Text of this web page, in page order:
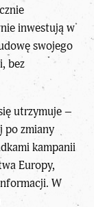
inwestują w
swojego
bez
utrzymuje –
po zmiany
kampanii
Europy,
W